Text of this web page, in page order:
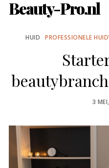
Beauty-Pro.nl
HUID PROFESSIONELE
3